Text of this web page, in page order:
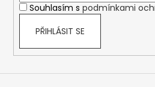
Souhlasím s podmínkami
PŘIHLÁSIT SE